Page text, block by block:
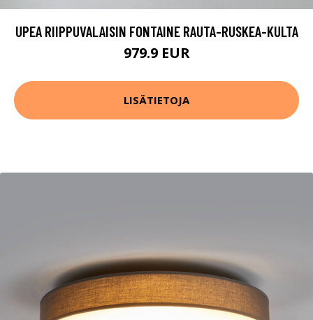
UPEA RIIPPUVALAISIN FONTAINE RAUTA-RUSKEA-KULTA
979.9 EUR
LISÄTIETOJA